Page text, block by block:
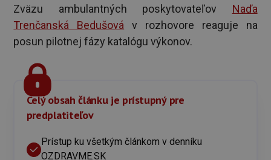
Zväzu ambulantných poskytovateľov Naďa
Trenčanská Bedušová v rozhovore reaguje na
posun pilotnej fázy katalógu výkonov.
Celý obsah článku je prístupný pre
predplatiteľov
Prístup ku všetkým článkom v denníku
OZDRAVME.SK